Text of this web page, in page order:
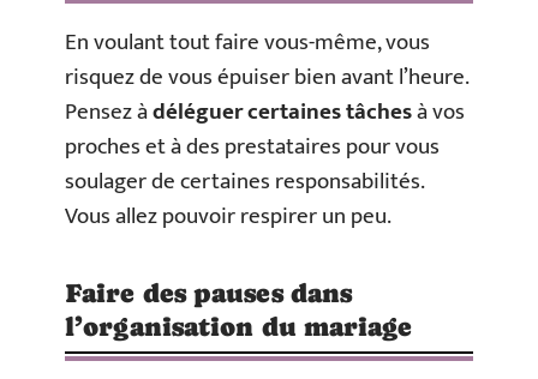
En voulant tout faire vous-même, vous
risquez de vous épuiser bien avant l’heure.
Pensez àdéléguer certaines tâchesà vos
proches et à des prestataires pour vous
soulager de certaines responsabilités.
Vous allez pouvoir respirer un peu.
Faire des pauses dans
l’organisation du mariage